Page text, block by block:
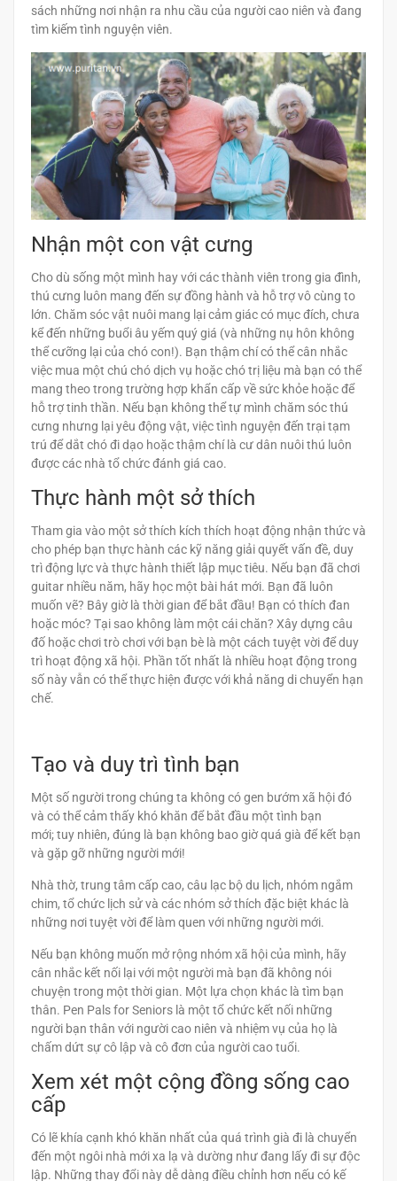
sách những nơi nhận ra nhu cầu của người cao niên và đang
tìm kiếm tình nguyện viên.
Nhận một con vật cưng
Cho dù sống một mình hay với các thành viên trong gia đình,
thú cưng luôn mang đến sự đồng hành và hỗ trợ vô cùng to
lớn. Chăm sóc vật nuôi mang lại cảm giác có mục đích, chưa
kể đến những buổi âu yếm quý giá (và những nụ hôn không
thể cưỡng lại của chó con!). Bạn thậm chí có thể cân nhắc
việc mua một chú chó dịch vụ hoặc chó trị liệu mà bạn có thể
mang theo trong trường hợp khẩn cấp về sức khỏe hoặc để
hỗ trợ tinh thần. Nếu bạn không thể tự mình chăm sóc thú
cưng nhưng lại yêu động vật, việc tình nguyện đến trại tạm
trú để dắt chó đi dạo hoặc thậm chí là cư dân nuôi thú luôn
được các nhà tổ chức đánh giá cao.
Thực hành một sở thích
Tham gia vào một sở thích kích thích hoạt động nhận thức và
cho phép bạn thực hành các kỹ năng giải quyết vấn đề, duy
trì động lực và thực hành thiết lập mục tiêu. Nếu bạn đã chơi
guitar nhiều năm, hãy học một bài hát mới. Bạn đã luôn
muốn vẽ? Bây giờ là thời gian để bắt đầu! Bạn có thích đan
hoặc móc? Tại sao không làm một cái chăn? Xây dựng câu
đố hoặc chơi trò chơi với bạn bè là một cách tuyệt vời để duy
trì hoạt động xã hội. Phần tốt nhất là nhiều hoạt động trong
số này vẫn có thể thực hiện được với khả năng di chuyển hạn
chế.
Tạo và duy trì tình bạn
Một số người trong chúng ta không có gen bướm xã hội đó
và có thể cảm thấy khó khăn để bắt đầu một tình bạn
mới; tuy nhiên, đúng là bạn không bao giờ quá già để kết bạn
và gặp gỡ những người mới!
Nhà thờ, trung tâm cấp cao, câu lạc bộ du lịch, nhóm ngắm
chim, tổ chức lịch sử và các nhóm sở thích đặc biệt khác là
những nơi tuyệt vời để làm quen với những người mới.
Nếu bạn không muốn mở rộng nhóm xã hội của mình, hãy
cân nhắc kết nối lại với một người mà bạn đã không nói
chuyện trong một thời gian. Một lựa chọn khác là tìm bạn
thân. Pen Pals for Seniors là một tổ chức kết nối những
người bạn thân với người cao niên và nhiệm vụ của họ là
chấm dứt sự cô lập và cô đơn của người cao tuổi.
Xem xét một cộng đồng sống cao
cấp
Có lẽ khía cạnh khó khăn nhất của quá trình già đi là chuyển
đến một ngôi nhà mới xa lạ và dường như đang lấy đi sự độc
lập. Những thay đổi này dễ dàng điều chỉnh hơn nếu có kế